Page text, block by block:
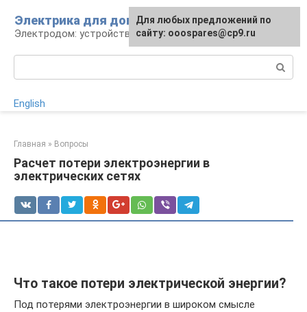
контенту
Электрика для дома
Электродом: устройства, кабели, ремонт
English
Главная » Вопросы
Расчет потери электроэнергии в
электрических сетях
Что такое потери электрической энергии?
Под потерями электроэнергии в широком смысле
Для любых предложений по
сайту: ooospares@cp9.ru